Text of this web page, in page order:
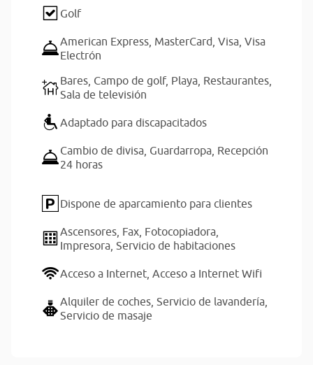
Golf
American Express, MasterCard, Visa, Visa
Electrón
Bares, Campo de golf, Playa, Restaurantes,
Sala de televisión
Adaptado para discapacitados
Cambio de divisa, Guardarropa, Recepción
24 horas
Dispone de aparcamiento para clientes
Ascensores, Fax, Fotocopiadora,
Impresora, Servicio de habitaciones
Acceso a Internet, Acceso a Internet Wifi
Alquiler de coches, Servicio de lavandería,
Servicio de masaje